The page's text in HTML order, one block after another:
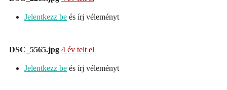
Jelentkezz be és írj véleményt
DSC_5565.jpg 4 év telt el
Jelentkezz be és írj véleményt